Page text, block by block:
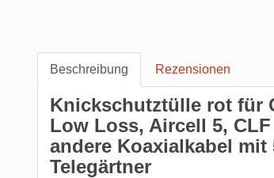
Beschreibung Rezensionen
Knickschutztülle rot für
Low Loss, Aircell 5,
andere Koaxialkabel mit
Telegärtner